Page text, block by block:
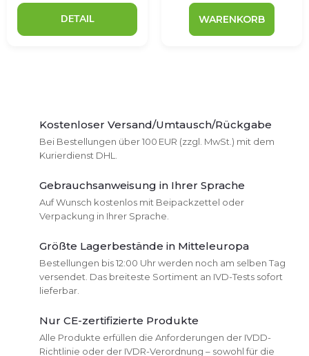
DETAIL WARENKORB
Kostenloser Versand/Umtausch/Rückgabe
Bei Bestellungen über 100 EUR (zzgl. MwSt.) mit dem
Kurierdienst DHL.
Gebrauchsanweisung in Ihrer Sprache
Auf Wunsch kostenlos mit Beipackzettel oder
Verpackung in Ihrer Sprache.
Größte Lagerbestände in Mitteleuropa
Bestellungen bis 12:00 Uhr werden noch am selben Tag
versendet. Das breiteste Sortiment an IVD-Tests sofort
lieferbar.
Nur CE-zertifizierte Produkte
Alle Produkte erfüllen die Anforderungen der IVDD-
Richtlinie oder der IVDR-Verordnung – sowohl für die